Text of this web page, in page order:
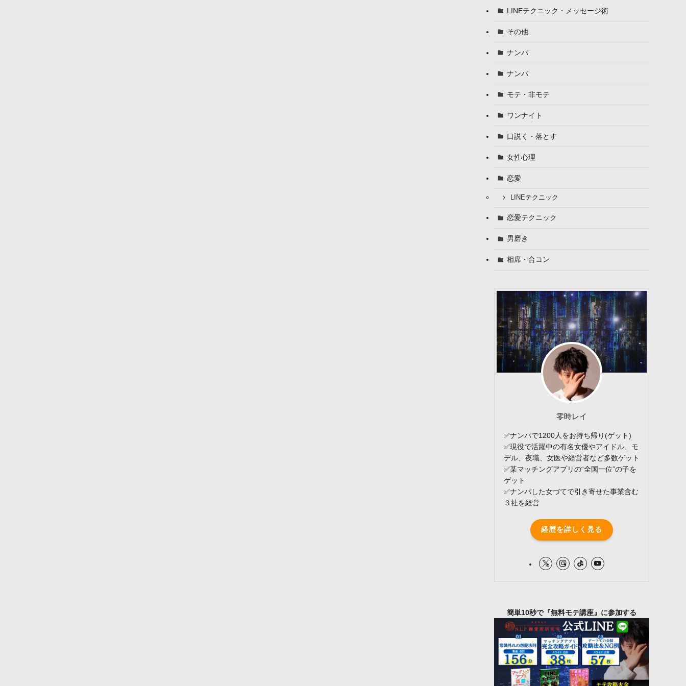
LINEテクニック・メッセージ術
その他
ナンパ
ナンパ
モテ・非モテ
ワンナイト
口説く・落とす
女性心理
恋愛
LINEテクニック
恋愛テクニック
男磨き
相席・合コン
零時レイ
✅ナンパで1200人をお持ち帰り(ゲット)
✅現役で活躍中の有名女優やアイドル、モ
デル、夜職、女医や経営者など多数ゲット
✅某マッチングアプリの“全国一位”の子を
ゲット
✅ナンパした女づてで引き寄せた事業含む
３社を経営
経歴を詳しく見る
簡単10秒で『無料モテ講座』に参加する